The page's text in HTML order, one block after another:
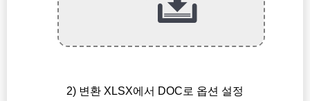
2) 변환 XLSX에서 DOC로 옵션 설정